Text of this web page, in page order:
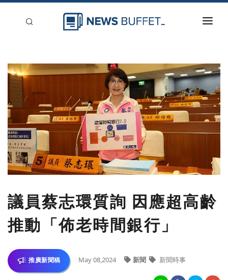
新聞稿分類
刊登
議員蔡志環質詢 因應超高齡
推動「佈老時間銀行」
推廣新聞稿 May 08,2024 新聞 新聞時事